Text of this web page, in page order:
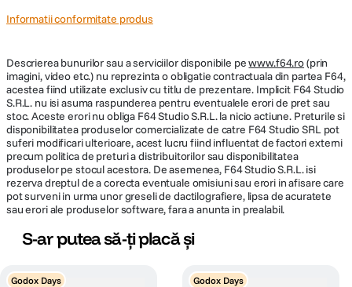
Informatii conformitate produs
Descrierea bunurilor sau a serviciilor disponibile pewww.f64.ro(prin
imagini, video etc.) nu reprezinta o obligatie contractuala din partea F64,
acestea fiind utilizate exclusiv cu titlu de prezentare. Implicit F64 Studio
S.R.L. nu isi asuma raspunderea pentru eventualele erori de pret sau
stoc. Aceste erori nu obliga F64 Studio S.R.L. la nicio actiune. Preturile si
disponibilitatea produselor comercializate de catre F64 Studio SRL pot
suferi modificari ulterioare, acest lucru fiind influentat de factori externi
precum politica de preturi a distribuitorilor sau disponibilitatea
produselor pe stocul acestora. De asemenea, F64 Studio S.R.L. isi
rezerva dreptul de a corecta eventuale omisiuni sau erori in afisare care
pot surveni in urma unor greseli de dactilografiere, lipsa de acuratete
sau erori ale produselor software, fara a anunta in prealabil.
S-ar putea să-ți placă și
Godox Days Godox Days